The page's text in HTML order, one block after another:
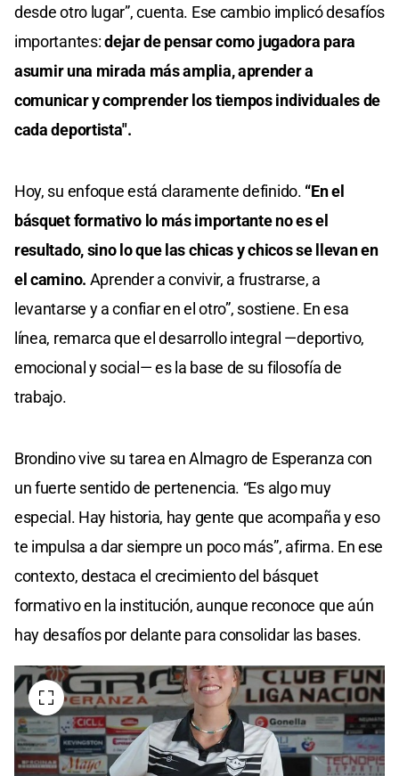
desde otro lugar”, cuenta. Ese cambio implicó desafíos
importantes:dejar de pensar como jugadora para
asumir una mirada más amplia, aprender a
comunicar y comprender los tiempos individuales de
cada deportista".
Hoy, su enfoque está claramente definido. “En el
básquet formativo lo más importante no es el
resultado, sino lo que las chicas y chicos se llevan en
el camino. Aprender a convivir, a frustrarse, a
levantarse y a confiar en el otro”, sostiene. En esa
línea, remarca que el desarrollo integral —deportivo,
emocional y social— es la base de su filosofía de
trabajo.
Brondino vive su tarea en Almagro de Esperanza con
un fuerte sentido de pertenencia. “Es algo muy
especial. Hay historia, hay gente que acompaña y eso
te impulsa a dar siempre un poco más”, afirma. En ese
contexto, destaca el crecimiento del básquet
formativo en la institución, aunque reconoce que aún
hay desafíos por delante para consolidar las bases.